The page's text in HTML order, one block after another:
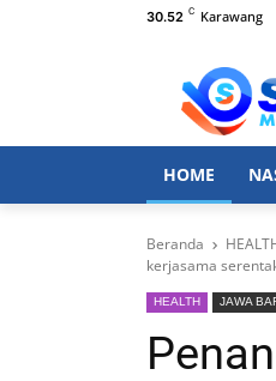
30.52 C Karawang
HOME
Beranda
kerjasama
HEALTH JAWA